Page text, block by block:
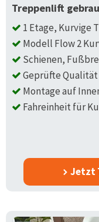
Treppenlift
1 Etage, Kurvige
Modell Flow 2
Schienen,
Geprüfte
Montage auf
Fahreinheit für
Jetzt